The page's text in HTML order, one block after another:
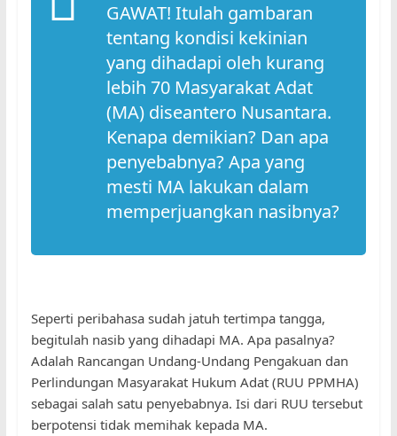
GAWAT! Itulah gambaran
tentang kondisi kekinian
yang dihadapi oleh kurang
lebih 70 Masyarakat Adat
(MA) diseantero Nusantara.
Kenapa demikian? Dan apa
penyebabnya? Apa yang
mesti MA lakukan dalam
memperjuangkan nasibnya?
Seperti peribahasa sudah jatuh tertimpa tangga,
begitulah nasib yang dihadapi MA. Apa pasalnya?
Adalah Rancangan Undang-Undang Pengakuan dan
Perlindungan Masyarakat Hukum Adat (RUU PPMHA)
sebagai salah satu penyebabnya. Isi dari RUU tersebut
berpotensi tidak memihak kepada MA.